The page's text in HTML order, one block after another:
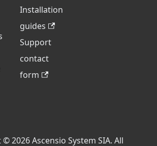
Installation
guides
Support
contact
form
2026 Ascensio System SIA. All